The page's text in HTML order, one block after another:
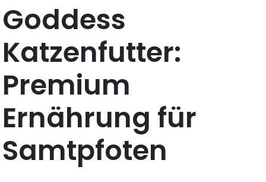
Goddess
Katzenfutter:
Premium
Ernährung für
Samtpfoten